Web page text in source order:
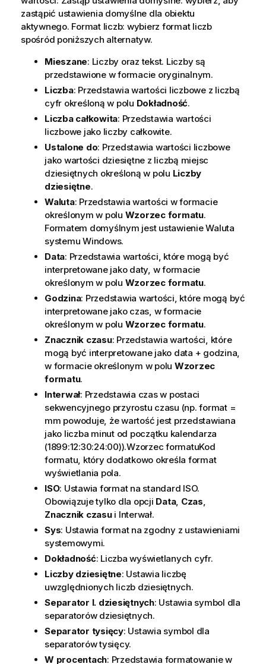
zastąpić ustawienia domyślne dla obiektu
aktywnego. Format liczb: wybierz format liczb
spośród poniższych alternatyw.
Mieszane: Liczby oraz tekst. Liczby są
przedstawione w formacie oryginalnym.
Liczba: Przedstawia wartości liczbowe z liczbą
cyfr określoną w polu Dokładność.
Liczba całkowita: Przedstawia wartości
liczbowe jako liczby całkowite.
Ustalone do: Przedstawia wartości liczbowe
jako wartości dziesiętne z liczbą miejsc
dziesiętnych określoną w polu Liczby
dziesiętne.
Waluta: Przedstawia wartości w formacie
określonym w polu Wzorzec formatu.
Formatem domyślnym jest ustawienie Waluta
systemu Windows.
Data: Przedstawia wartości, które mogą być
interpretowane jako daty, w formacie
określonym w polu Wzorzec formatu.
Godzina: Przedstawia wartości, które mogą być
interpretowane jako czas, w formacie
określonym w polu Wzorzec formatu.
Znacznik czasu: Przedstawia wartości, które
mogą być interpretowane jako data + godzina,
w formacie określonym w polu Wzorzec
formatu.
Interwał: Przedstawia czas w postaci
sekwencyjnego przyrostu czasu (np. format =
mm powoduje, że wartość jest przedstawiana
jako liczba minut od początku kalendarza
(1899:12:30:24:00)).Wzorzec formatuKod
formatu, który dodatkowo określa format
wyświetlania pola.
ISO: Ustawia format na standard ISO.
Obowiązuje tylko dla opcji Data, Czas
Znacznik czasui Interwał.
Sys: Ustawia format na zgodny z ustawieniami
systemowymi.
Dokładność: Liczba wyświetlanych cyfr.
Liczby dziesiętne: Ustawia liczbę
uwzględnionych liczb dziesiętnych.
Separator l. dziesiętnych: Ustawia symbol dla
separatorów dziesiętnych.
Separator tysięcy: Ustawia symbol dla
separatorów tysięcy.
W procentach: Przedstawia formatowanie w